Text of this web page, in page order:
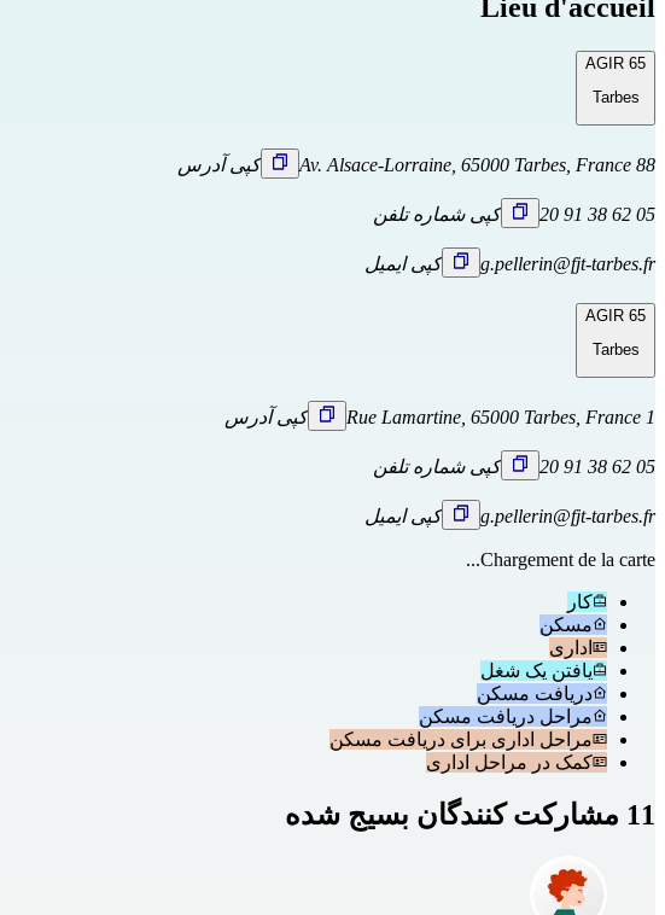
Lieu d'accueil
AGIR 65
Tarbes
88 Av. Alsace-Lorraine, 65000 Tarbes, France کپی آدرس
05 62 38 91 20 کپی شماره تلفن
g.pellerin@fjt-tarbes.fr کپی ایمیل
AGIR 65
Tarbes
1 Rue Lamartine, 65000 Tarbes, France کپی آدرس
05 62 38 91 20 کپی شماره تلفن
g.pellerin@fjt-tarbes.fr کپی ایمیل
Chargement de la carte...
کار
مسکن
اداری
یافتن یک شغل
دریافت مسکن
مراحل دریافت مسکن
مراحل اداری برای دریافت مسکن
کمک در مراحل اداری
11 مشارکت کنندگان بسیج شده